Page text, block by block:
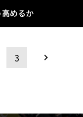
めるか
3